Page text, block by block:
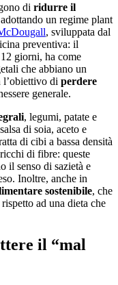
di ridurre il
un regime plant
, sviluppata dal
preventiva: il
giorni, ha come
che abbiano un
di perdere
generale.
, legumi, patate e
di soia, aceto e
di cibi a bassa densità
di fibre: queste
il senso di sazietà e
Inoltre, anche in
sostenibile, che
ad una dieta che
il “mal